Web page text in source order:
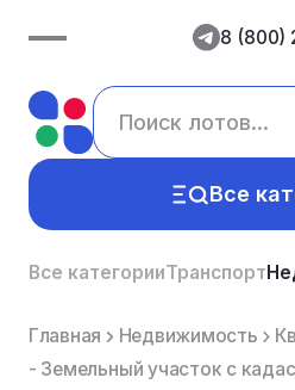
8 (800)
Все
Все категорииТранспорт
Главная Недвижимость